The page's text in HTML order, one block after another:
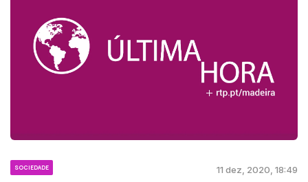
SOCIEDADE 11 dez, 2020, 18:49